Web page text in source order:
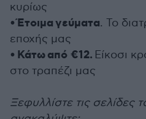
κυρίως
•Έτοιμαγεύματα. Το
εποχής μας
• Κάτωαπό €12. Είκοσι
στο τραπέζι μας
Ξεφυλλίστε τις σελίδες